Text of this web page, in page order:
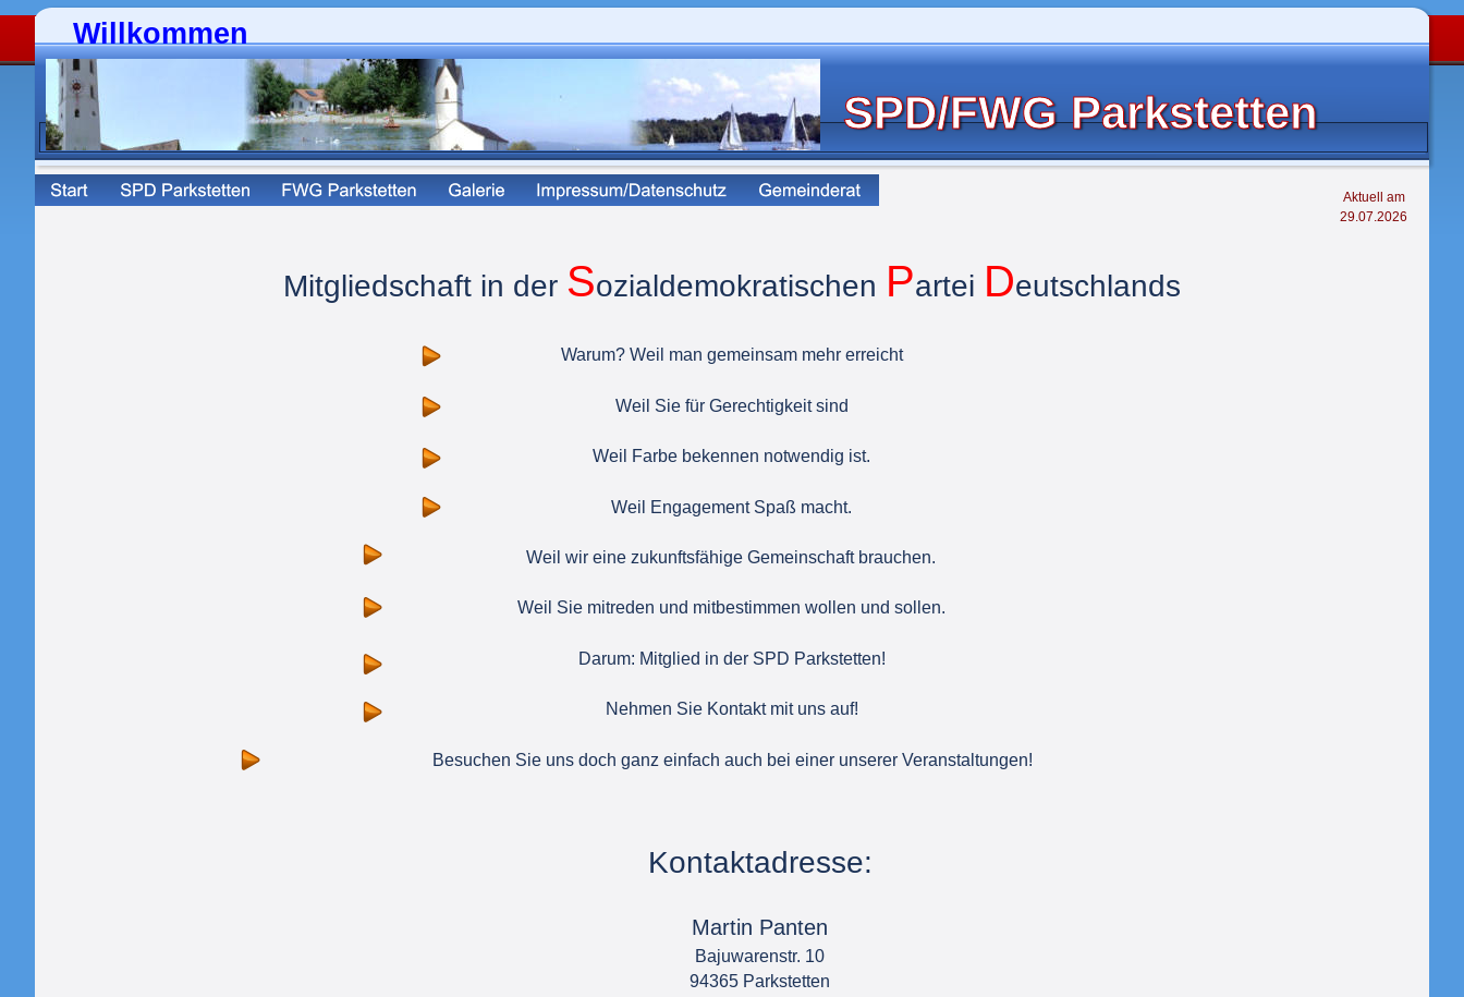
SPD/FWG Parkstetten
Willkommen
Mitgliedschaft in der Sozialdemokratischen Partei Deutschlands
Warum? Weil man gemeinsam mehr erreicht
Weil Sie für Gerechtigkeit sind
Weil Farbe bekennen notwendig ist.
Weil Engagement Spaß macht.
Weil wir eine zukunftsfähige Gemeinschaft brauchen.
Weil Sie mitreden und mitbestimmen wollen und sollen.
Darum: Mitglied in der SPD Parkstetten!
Nehmen Sie Kontakt mit uns auf!
Besuchen Sie uns doch ganz einfach auch bei einer unserer Veranstaltungen!
Kontaktadresse:
Martin Panten
Bajuwarenstr. 10
94365 Parkstetten
Aktuell am
29.07.2026